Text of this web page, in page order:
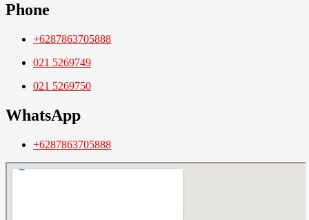
Phone
+6287863705888
021 5269749
021 5269750
WhatsApp
+6287863705888